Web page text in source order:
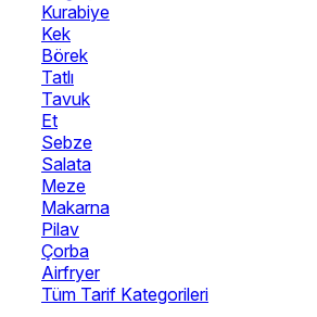
Kurabiye
Kek
Börek
Tatlı
Tavuk
Et
Sebze
Salata
Meze
Makarna
Pilav
Çorba
Airfryer
Tüm Tarif Kategorileri